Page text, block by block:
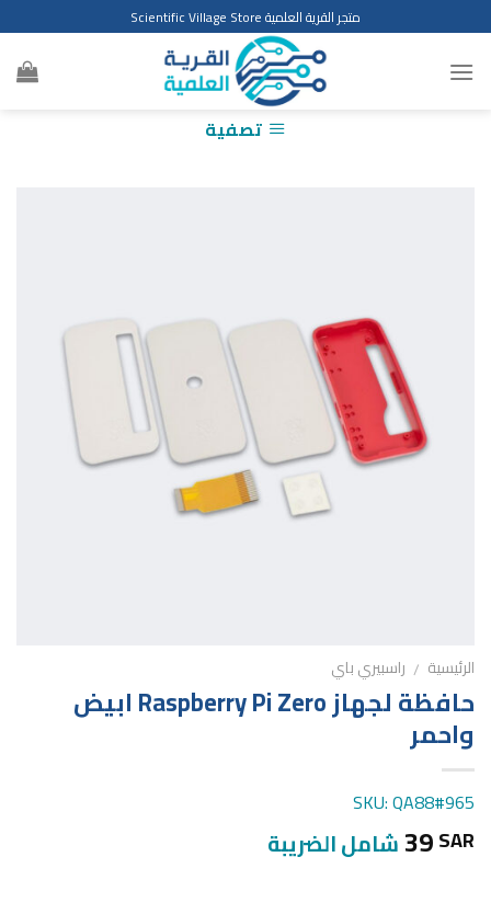
to
content
متجر القرية العلمية Scientific Village Store
تصفية
الرئيسية / راسبيري باي
حافظة لجهاز Raspberry Pi Zero ابيض
واحمر
SKU: QA88#965
39SAR شامل الضريبة